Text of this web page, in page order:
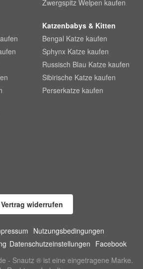
Zwergspitz Welpen kaufen
Katzenbabys & Kitten
Bengal Katze kaufen
Sphynx Katze kaufen
Russisch Blau Katze kaufen
Sibirische Katze kaufen
Perserkatze kaufen
Vertrag widerrufen
Nutzungsbedingungen
Datenschutzeinstellungen Facebook
- Snautz ® ist eine eingetragene Marke.